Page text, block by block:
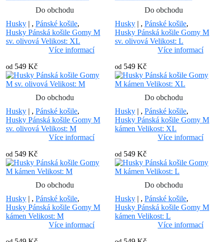
Do obchodu
Husky | , Pánské košile,
Husky Pánská košile Gomy M
sv. olivová Velikost: XL
Více informací
od 549 Kč
Do obchodu
Husky | , Pánské košile,
Husky Pánská košile Gomy M
sv. olivová Velikost: L
Více informací
od 549 Kč
Do obchodu
Husky | , Pánské košile,
Husky Pánská košile Gomy M
sv. olivová Velikost: M
Více informací
od 549 Kč
Do obchodu
Husky | , Pánské košile,
Husky Pánská košile Gomy M
kámen Velikost: XL
Více informací
od 549 Kč
Do obchodu
Husky | , Pánské košile,
Husky Pánská košile Gomy M
kámen Velikost: M
Více informací
Do obchodu
Husky | , Pánské košile,
Husky Pánská košile Gomy M
kámen Velikost: L
Více informací